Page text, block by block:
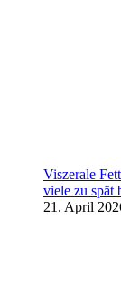
Viszerale
viele zu spät
21. April